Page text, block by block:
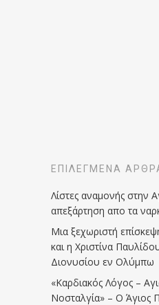
ΕΠΙΛΕΓΜΈΝΑ
Λίστες αναμονής στην
απεξάρτηση απο τα
Μια ξεχωριστή
και η Χριστίνα
Διονυσίου εν Ολύμπω
«Καρδιακός Λόγος –
Νοσταλγία» – Ο Άγιος